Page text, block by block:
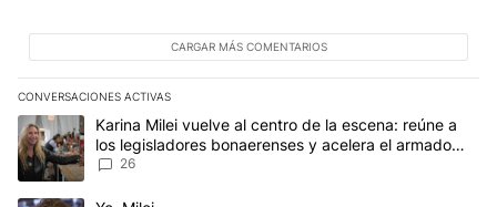
CARGAR MÁS COMENTARIOS
CONVERSACIONES ACTIVAS
Este listado muestra los artículos con más comentarios en los
Un artículo de tendencia con el título "Karina Milei vuelve al
Karina Milei vuelve al centro de la escena: reúne a
los legisladores bonaerenses y acelera el armado
para 2027
26